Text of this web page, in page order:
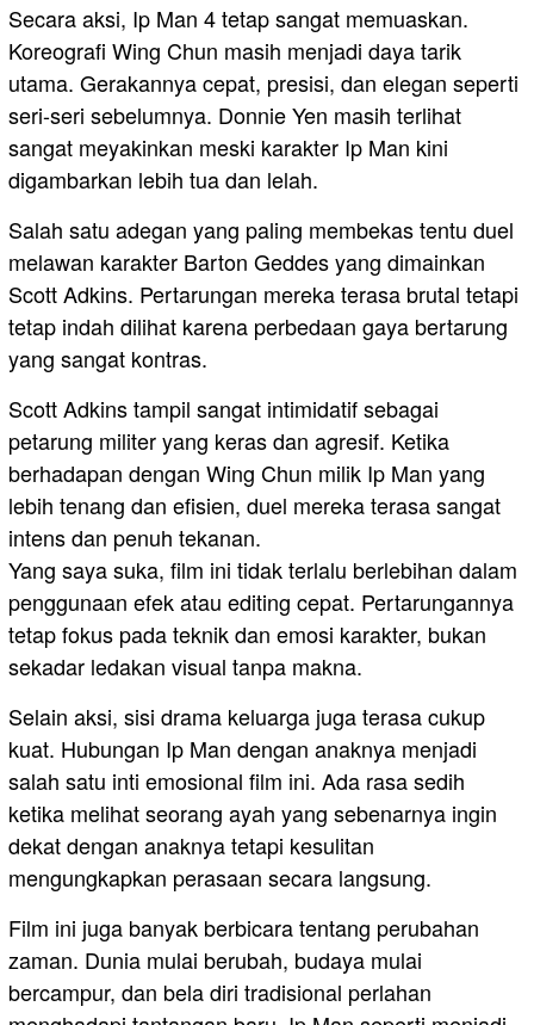
Secara aksi, Ip Man 4 tetap sangat memuaskan.
Koreografi Wing Chun masih menjadi daya tarik
utama. Gerakannya cepat, presisi, dan elegan seperti
seri-seri sebelumnya. Donnie Yen masih terlihat
sangat meyakinkan meski karakter Ip Man kini
digambarkan lebih tua dan lelah.
Salah satu adegan yang paling membekas tentu duel
melawan karakter Barton Geddes yang dimainkan
Scott Adkins. Pertarungan mereka terasa brutal tetapi
tetap indah dilihat karena perbedaan gaya bertarung
yang sangat kontras.
Scott Adkins tampil sangat intimidatif sebagai
petarung militer yang keras dan agresif. Ketika
berhadapan dengan Wing Chun milik Ip Man yang
lebih tenang dan efisien, duel mereka terasa sangat
intens dan penuh tekanan.
Yang saya suka, film ini tidak terlalu berlebihan dalam
penggunaan efek atau editing cepat. Pertarungannya
tetap fokus pada teknik dan emosi karakter, bukan
sekadar ledakan visual tanpa makna.
Selain aksi, sisi drama keluarga juga terasa cukup
kuat. Hubungan Ip Man dengan anaknya menjadi
salah satu inti emosional film ini. Ada rasa sedih
ketika melihat seorang ayah yang sebenarnya ingin
dekat dengan anaknya tetapi kesulitan
mengungkapkan perasaan secara langsung.
Film ini juga banyak berbicara tentang perubahan
zaman. Dunia mulai berubah, budaya mulai
bercampur, dan bela diri tradisional perlahan